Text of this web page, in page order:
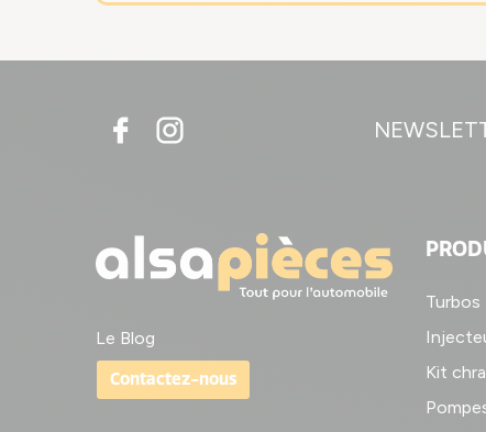
Le Blog
Contactez-nous
Turbos
Kit